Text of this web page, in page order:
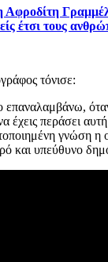
Αφροδίτη
έτσι τους
τόνισε:
επαναλαμβάνω,
έχεις περάσει αυτή
γνώση η
και υπεύθυνο